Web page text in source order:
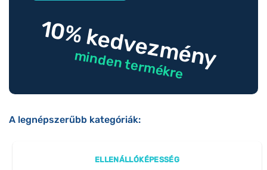
10% kedvezmény
minden termékre
A legnépszerűbb kategóriák:
ELLENÁLLÓKÉPESSÉG